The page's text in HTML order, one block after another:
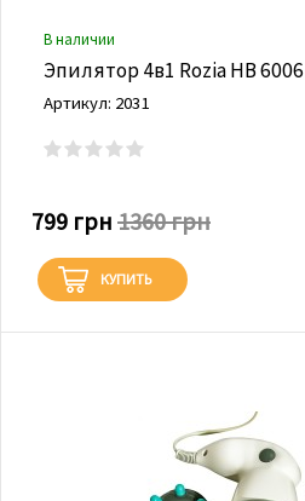
В наличии
Эпилятор 4в1 Rozia HB 6006
Артикул: 2031
799 грн 1360 грн
КУПИТЬ